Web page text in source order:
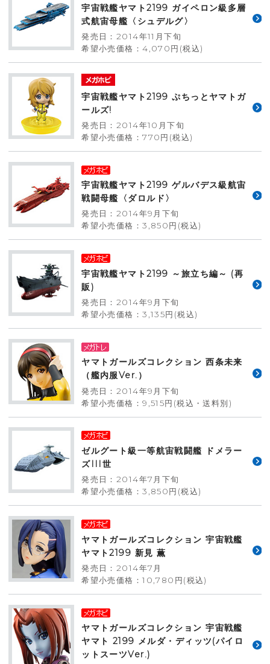
宇宙戦艦ヤマト2199 ガイペロン級多層
式航宙母艦〈シュデルグ〉
発売日：2014年11月下旬
希望小売価格：4,070円(税込)
宇宙戦艦ヤマト2199 ぷちっとヤマトガ
ールズ!
発売日：2014年10月下旬
希望小売価格：770円(税込)
宇宙戦艦ヤマト2199 ゲルバデス級航宙
戦闘母艦〈ダロルド〉
発売日：2014年9月下旬
希望小売価格：3,850円(税込)
宇宙戦艦ヤマト2199 ～旅立ち編～ (再
販)
発売日：2014年9月下旬
希望小売価格：3,135円(税込)
ヤマトガールズコレクション 西条未来
（艦内服Ver.）
発売日：2014年9月下旬
希望小売価格：9,515円(税込・送料別)
ゼルグート級一等航宙戦闘艦 ドメラー
ズIII世
発売日：2014年7月下旬
希望小売価格：3,850円(税込)
ヤマトガールズコレクション 宇宙戦艦
ヤマト2199 新見 薫
発売日：2014年7月
希望小売価格：10,780円(税込)
ヤマトガールズコレクション 宇宙戦艦
ヤマト 2199 メルダ・ディッツ(パイロ
ットスーツVer.)